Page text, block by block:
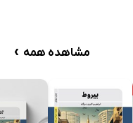
مشاهده همه ›